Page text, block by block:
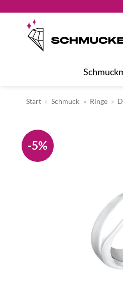
springen
Start » Schmuck » Ringe »
-5%